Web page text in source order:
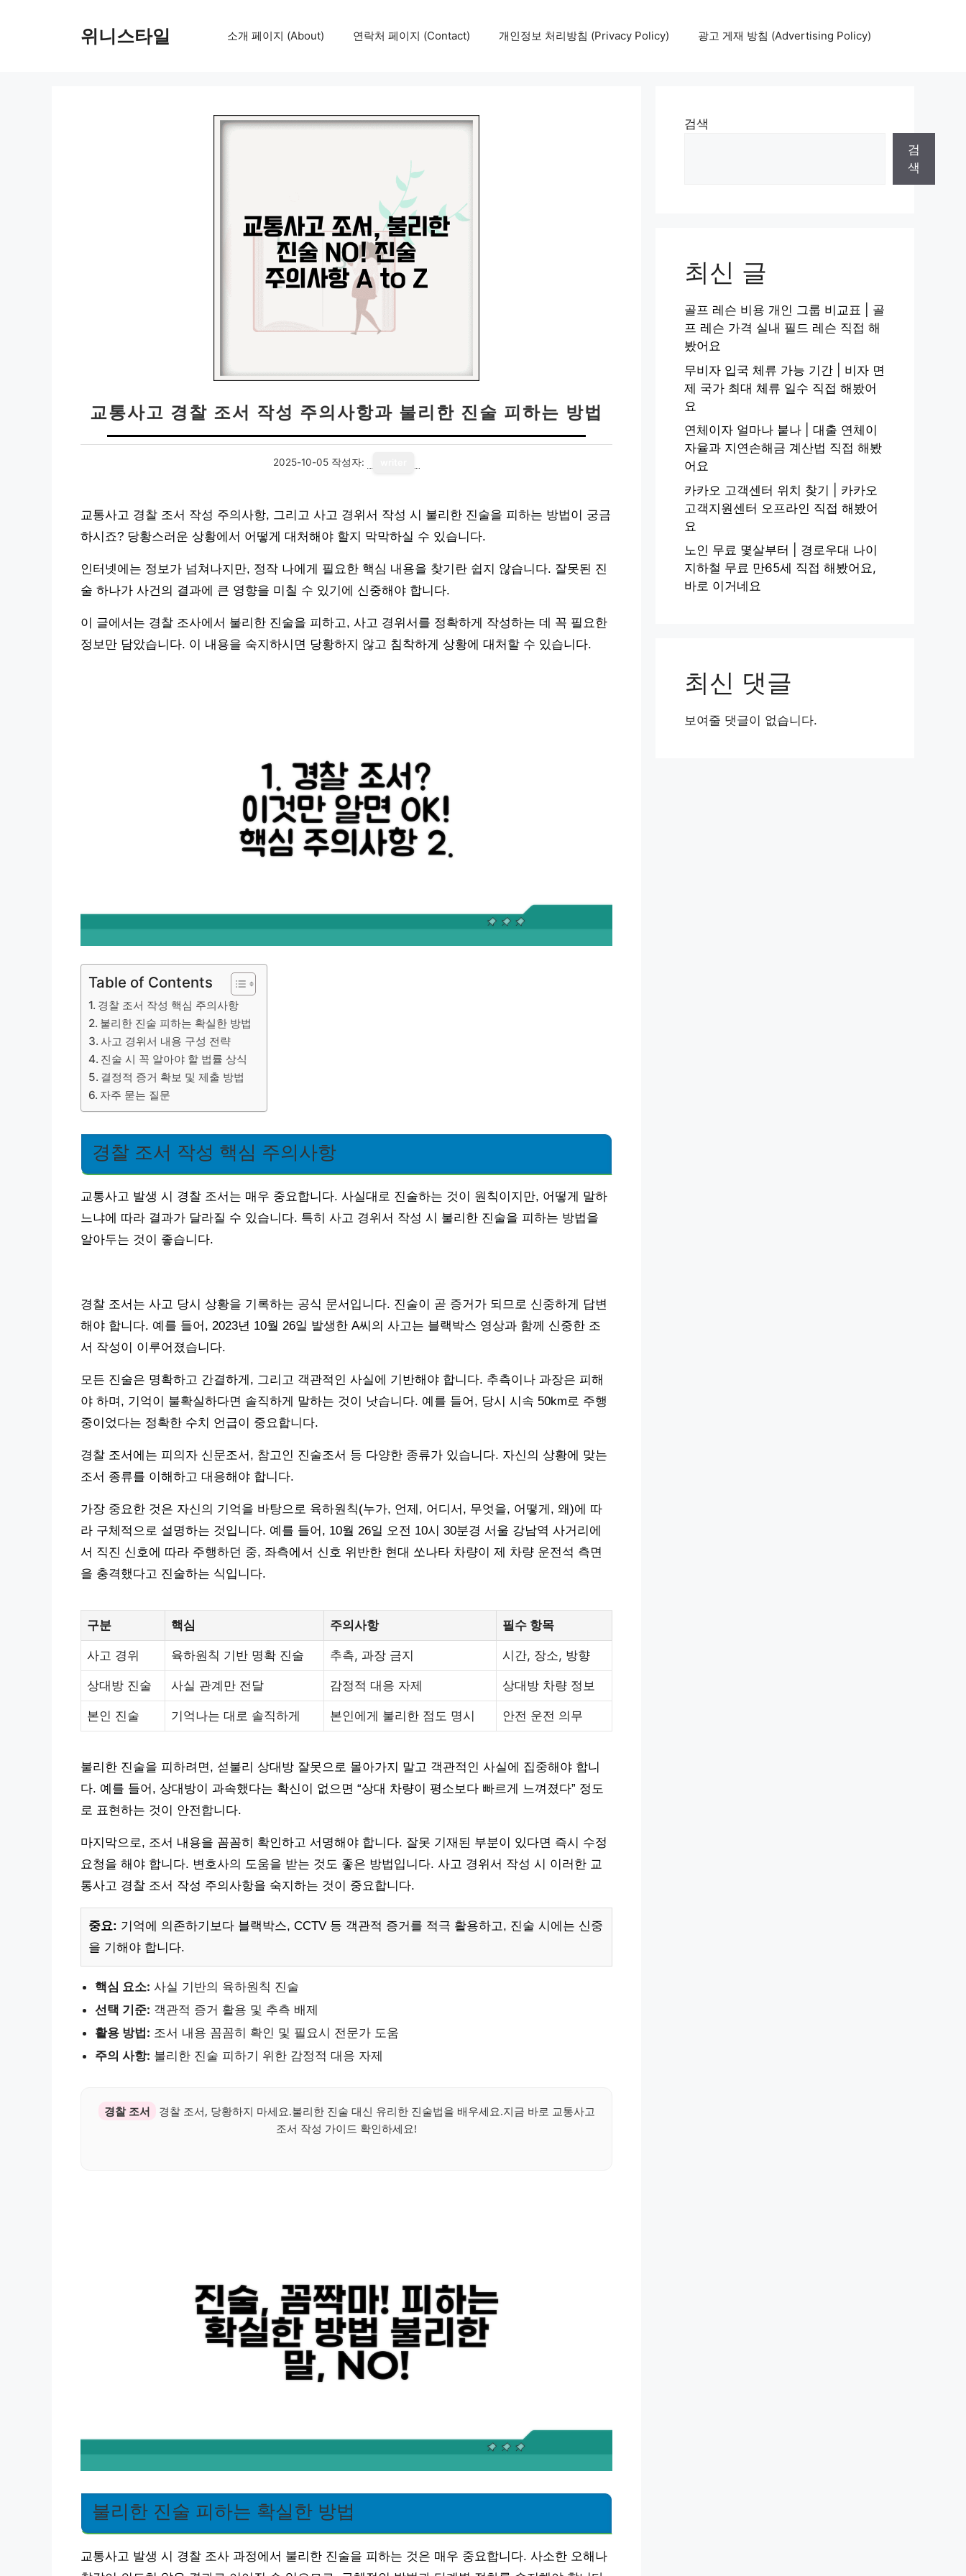
위니스타일 소개 페이지 (About) 연락처 페이지 (Contact) 개인정보 처리방침 (Privacy Policy) 광고 게재 방침 (Advertising Policy)
교통사고 경찰 조서 작성 주의사항과 불리한 진술 피하는 방법
2025-10-05 작성자:
교통사고 경찰 조서 작성 주의사항, 그리고 사고 경위서 작성 시 불리한 진술을 피하는 방법이 궁금
하시죠? 당황스러운 상황에서 어떻게 대처해야 할지 막막하실 수 있습니다.
인터넷에는 정보가 넘쳐나지만, 정작 나에게 필요한 핵심 내용을 찾기란 쉽지 않습니다. 잘못된 진
술 하나가 사건의 결과에 큰 영향을 미칠 수 있기에 신중해야 합니다.
이 글에서는 경찰 조사에서 불리한 진술을 피하고, 사고 경위서를 정확하게 작성하는 데 꼭 필요한
정보만 담았습니다. 이 내용을 숙지하시면 당황하지 않고 침착하게 상황에 대처할 수 있습니다.
Table of Contents
경찰 조서 작성 핵심 주의사항
불리한 진술 피하는 확실한 방법
사고 경위서 내용 구성 전략
진술 시 꼭 알아야 할 법률 상식
결정적 증거 확보 및 제출 방법
자주 묻는 질문
경찰 조서 작성 핵심 주의사항
교통사고 발생 시 경찰 조서는 매우 중요합니다. 사실대로 진술하는 것이 원칙이지만, 어떻게 말하
느냐에 따라 결과가 달라질 수 있습니다. 특히 사고 경위서 작성 시 불리한 진술을 피하는 방법을
알아두는 것이 좋습니다.
경찰 조서는 사고 당시 상황을 기록하는 공식 문서입니다. 진술이 곧 증거가 되므로 신중하게 답변
해야 합니다. 예를 들어, 2023년 10월 26일 발생한 A씨의 사고는 블랙박스 영상과 함께 신중한 조
서 작성이 이루어졌습니다.
모든 진술은 명확하고 간결하게, 그리고 객관적인 사실에 기반해야 합니다. 추측이나 과장은 피해
야 하며, 기억이 불확실하다면 솔직하게 말하는 것이 낫습니다. 예를 들어, 당시 시속 50km로 주행
중이었다는 정확한 수치 언급이 중요합니다.
경찰 조서에는 피의자 신문조서, 참고인 진술조서 등 다양한 종류가 있습니다. 자신의 상황에 맞는
조서 종류를 이해하고 대응해야 합니다.
가장 중요한 것은 자신의 기억을 바탕으로 육하원칙(누가, 언제, 어디서, 무엇을, 어떻게, 왜)에 따
라 구체적으로 설명하는 것입니다. 예를 들어, 10월 26일 오전 10시 30분경 서울 강남역 사거리에
서 직진 신호에 따라 주행하던 중, 좌측에서 신호 위반한 현대 쏘나타 차량이 제 차량 운전석 측면
을 충격했다고 진술하는 식입니다.
구분 핵심 주의사항 필수 항목
사고 경위 육하원칙 기반 명확 진술 추측, 과장 금지 시간, 장소, 방향
상대방 진술 사실 관계만 전달 감정적 대응 자제 상대방 차량 정보
본인 진술 기억나는 대로 솔직하게 본인에게 불리한 점도 명시 안전 운전 의무
불리한 진술을 피하려면, 섣불리 상대방 잘못으로 몰아가지 말고 객관적인 사실에 집중해야 합니
다. 예를 들어, 상대방이 과속했다는 확신이 없으면 “상대 차량이 평소보다 빠르게 느껴졌다” 정도
로 표현하는 것이 안전합니다.
마지막으로, 조서 내용을 꼼꼼히 확인하고 서명해야 합니다. 잘못 기재된 부분이 있다면 즉시 수정
요청을 해야 합니다. 변호사의 도움을 받는 것도 좋은 방법입니다. 사고 경위서 작성 시 이러한 교
통사고 경찰 조서 작성 주의사항을 숙지하는 것이 중요합니다.
중요: 기억에 의존하기보다 블랙박스, CCTV 등 객관적 증거를 적극 활용하고, 진술 시에는 신중
을 기해야 합니다.
핵심 요소: 사실 기반의 육하원칙 진술
선택 기준: 객관적 증거 활용 및 추측 배제
활용 방법: 조서 내용 꼼꼼히 확인 및 필요시 전문가 도움
주의 사항: 불리한 진술 피하기 위한 감정적 대응 자제
경찰 조서
경찰 조서, 당황하지 마세요.불리한 진술 대신 유리한 진술법을 배우세요.지금 바로 교통사고
조서 작성 가이드 확인하세요!
불리한 진술 피하는 확실한 방법
교통사고 발생 시 경찰 조사 과정에서 불리한 진술을 피하는 것은 매우 중요합니다. 사소한 오해나
검색
검
색
최신 글
골프 레슨 비용 개인 그룹 비교표 | 골
프 레슨 가격 실내 필드 레슨 직접 해
봤어요
무비자 입국 체류 가능 기간 | 비자 면
제 국가 최대 체류 일수 직접 해봤어
요
연체이자 얼마나 붙나 | 대출 연체이
자율과 지연손해금 계산법 직접 해봤
어요
카카오 고객센터 위치 찾기 | 카카오
고객지원센터 오프라인 직접 해봤어
요
노인 무료 몇살부터 | 경로우대 나이
지하철 무료 만65세 직접 해봤어요,
바로 이거네요
최신 댓글
보여줄 댓글이 없습니다.